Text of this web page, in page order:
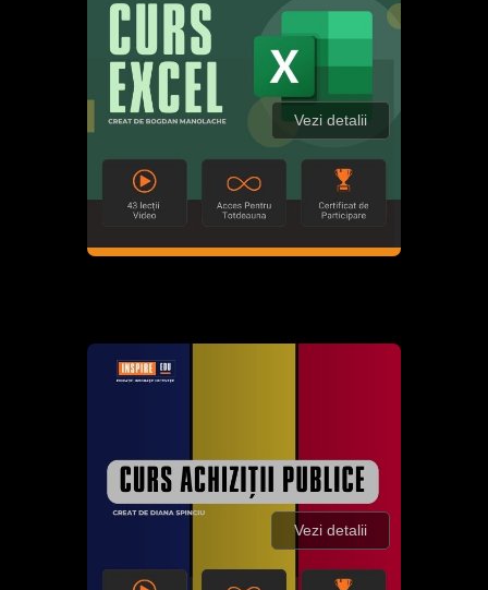
Vezi detalii
Vezi detalii